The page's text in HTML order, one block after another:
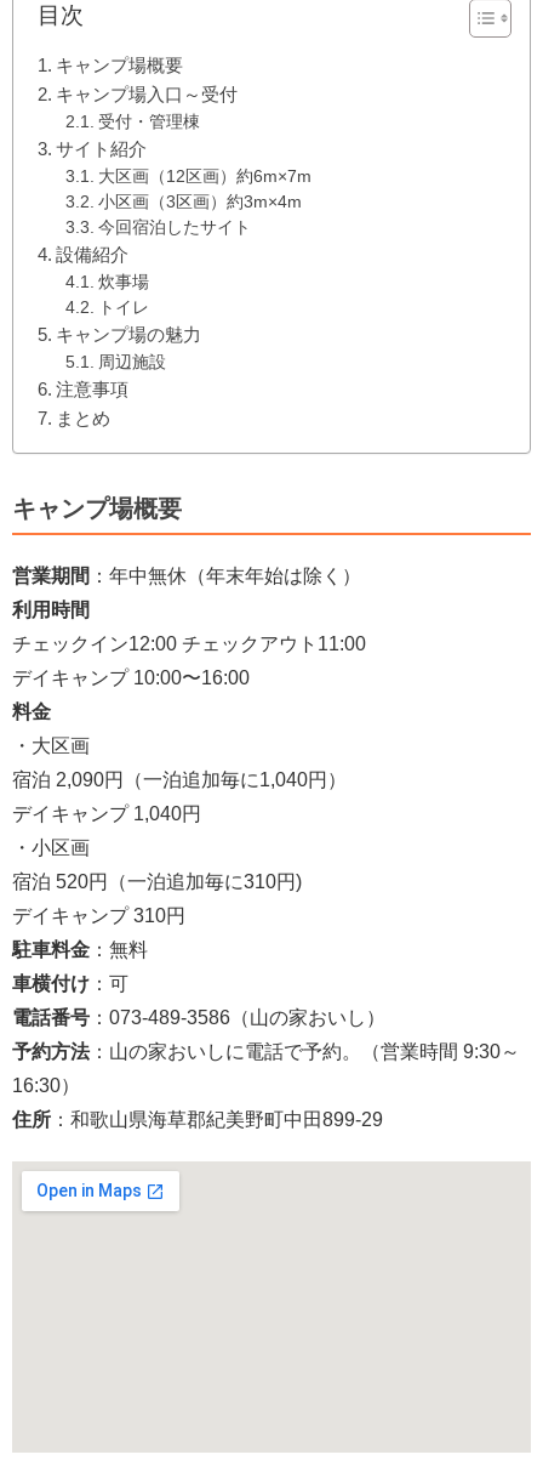
目次
キャンプ場概要
キャンプ場入口～受付
受付・管理棟
サイト紹介
大区画（12区画）約6m×7m
小区画（3区画）約3m×4m
今回宿泊したサイト
設備紹介
炊事場
トイレ
キャンプ場の魅力
周辺施設
注意事項
まとめ
キャンプ場概要
営業期間 ：年中無休（年末年始は除く）
利用時間
チェックイン12:00 チェックアウト11:00
デイキャンプ 10:00〜16:00
料金
・大区画
宿泊 2,090円（一泊追加毎に1,040円）
デイキャンプ 1,040円
・小区画
宿泊 520円（一泊追加毎に310円)
デイキャンプ 310円
駐車料金 ：無料
車横付け ：可
電話番号 ：073-489-3586（山の家おいし）
予約方法：山の家おいしに電話で予約。（営業時間 9:30～
16:30）
住所 ：和歌山県海草郡紀美野町中田899-29